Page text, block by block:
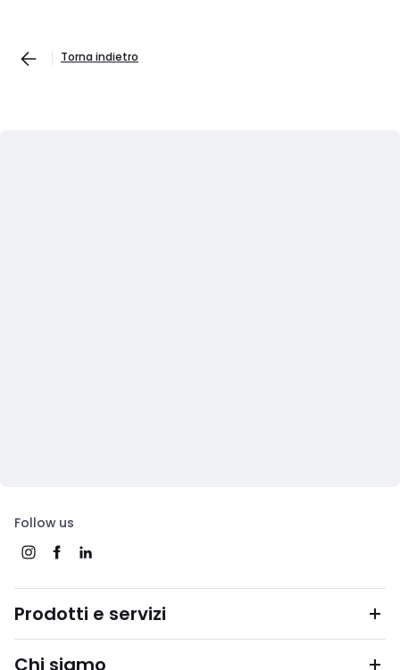
Torna indietro
Follow us
Prodotti e servizi
Chi siamo